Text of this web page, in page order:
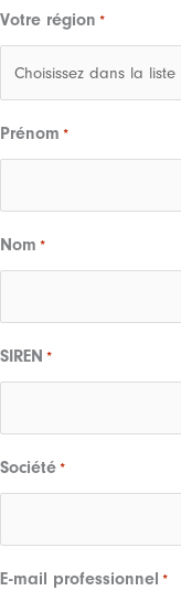
Votre région *
Prénom *
Nom *
SIREN *
Société *
E-mail professionnel *